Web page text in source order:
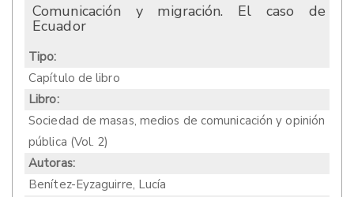
Comunicación y migración. El caso de
Ecuador
Tipo:
Capítulo de libro
Libro:
Sociedad de masas, medios de comunicación y opinión
pública (Vol. 2)
Autoras:
Benítez-Eyzaguirre, Lucía